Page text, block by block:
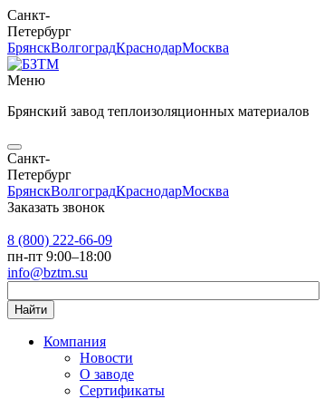
Санкт-
Петербург
БрянскВолгоградКраснодарМосква
Меню
Брянский завод теплоизоляционных материалов
Санкт-
Петербург
БрянскВолгоградКраснодарМосква
Заказать звонок
8 (800) 222-66-09
пн-пт 9:00–18:00
info@bztm.su
Найти
Компания
Новости
О заводе
Сертификаты